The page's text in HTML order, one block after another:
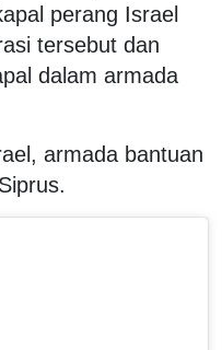
perang Israel
tersebut dan
dalam armada
armada bantuan